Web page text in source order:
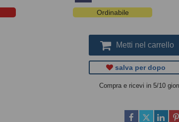
Ordinabile
Metti nel carrello
salva per dopo
Compra e ricevi in 5/10